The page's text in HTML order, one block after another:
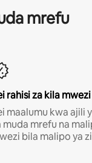
mrefu
rahisi za kila mwezi
maalumu kwa ajili
muda mrefu na
bila malipo ya